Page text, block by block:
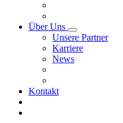
Über Uns
Unsere Partner
Karriere
News
Kontakt